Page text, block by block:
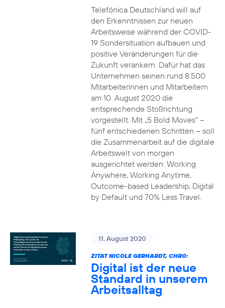
Telefónica Deutschland will auf
den Erkenntnissen zur neuen
Arbeitsweise während der COVID-
19 Sondersituation aufbauen und
positive Veränderungen für die
Zukunft verankern. Dafür hat das
Unternehmen seinen rund 8.500
Mitarbeiterinnen und Mitarbeitern
am 10. August 2020 die
entsprechende Stoßrichtung
vorgestellt. Mit „5 Bold Moves“ –
fünf entschiedenen Schritten – soll
die Zusammenarbeit auf die digitale
Arbeitswelt von morgen
ausgerichtet werden: Working
Anywhere, Working Anytime,
Outcome-based Leadership, Digital
by Default und 70% Less Travel.
11. August 2020
ZITAT NICOLE GERHARDT, CHRO:
Digital ist der neue
Standard in unserem
Arbeitsalltag